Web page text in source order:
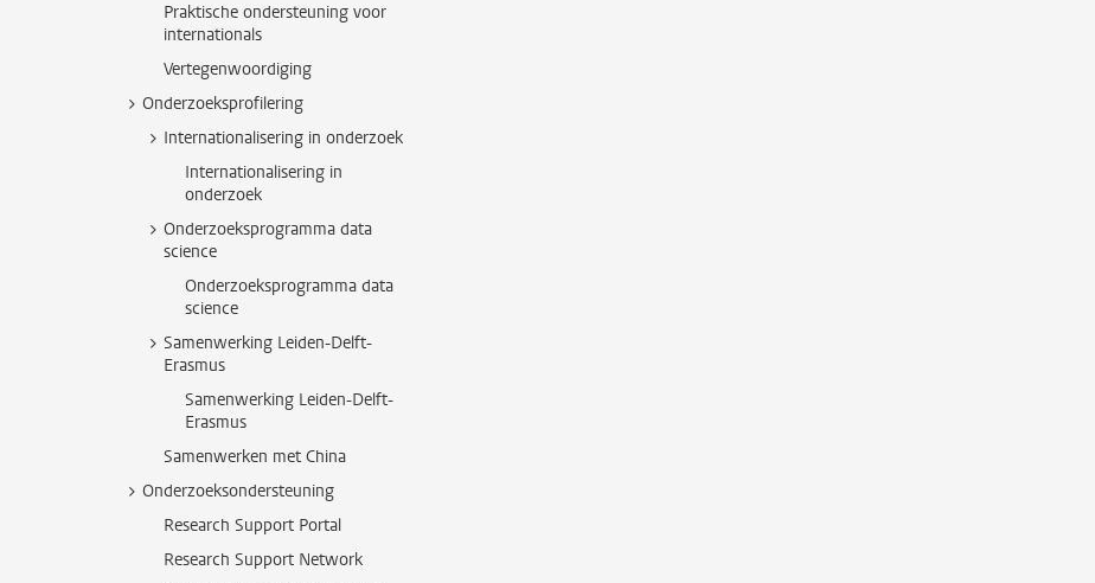
Praktische ondersteuning voor
internationals
Vertegenwoordiging
Onderzoeksprofilering
Internationalisering in onderzoek
Internationalisering in
onderzoek
Onderzoeksprogramma data
science
Onderzoeksprogramma data
science
Samenwerking Leiden-Delft-
Erasmus
Samenwerking Leiden-Delft-
Erasmus
Samenwerken met China
Onderzoeksondersteuning
Research Support Portal
Research Support Network